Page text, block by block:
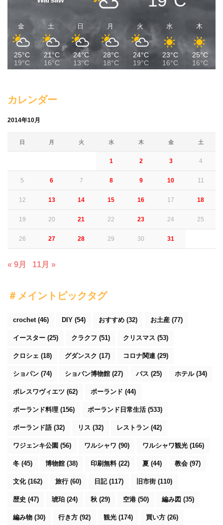
金
25°C
19°C
土
21°C
16°C
日
24°C
13°C
月
28°C
18°C
火
24°C
19°C
水
23°C
16°C
木
25°C
16°C
カレンダー
2014年10月
日 月 火 水 木 金 土
1 2 3 4
5 6 7 8 9 10 11
12 13 14 15 16 17 18
19 20 21 22 23 24 25
26 27 28 29 30 31
« 9月 11月 »
＃メイントピックタグ
crochet(46) DIY (54) おすすめ (32) お土産 (77)
イースター (25) クラクフ (51) クリスマス (53)
クロシェ (18) グダンスク (17) コロナ関連 (29)
ショパン (74) ショパン博物館 (27) バス (25) ホテル(34)
ボレスワヴィエツ (62) ポーランド (44)
ポーランド料理 (156) ポーランド日常生活(533)
ポーランド語(32) リス (32) レストラン (42)
ワジェンキ公園 (56) ワルシャワ (90) ワルシャワ観光 (166)
冬 (45) 博物館 (38) 印刷無料(22) 夏 (44) 教会 (97)
文化(162) 旅行 (60) 日記(117) 旧市街 (110)
歴史 (47) 琥珀 (24) 秋 (29) 空港 (50) 編み図 (35)
編み物 (30) 行き方 (92) 観光 (174) 買い方 (26)